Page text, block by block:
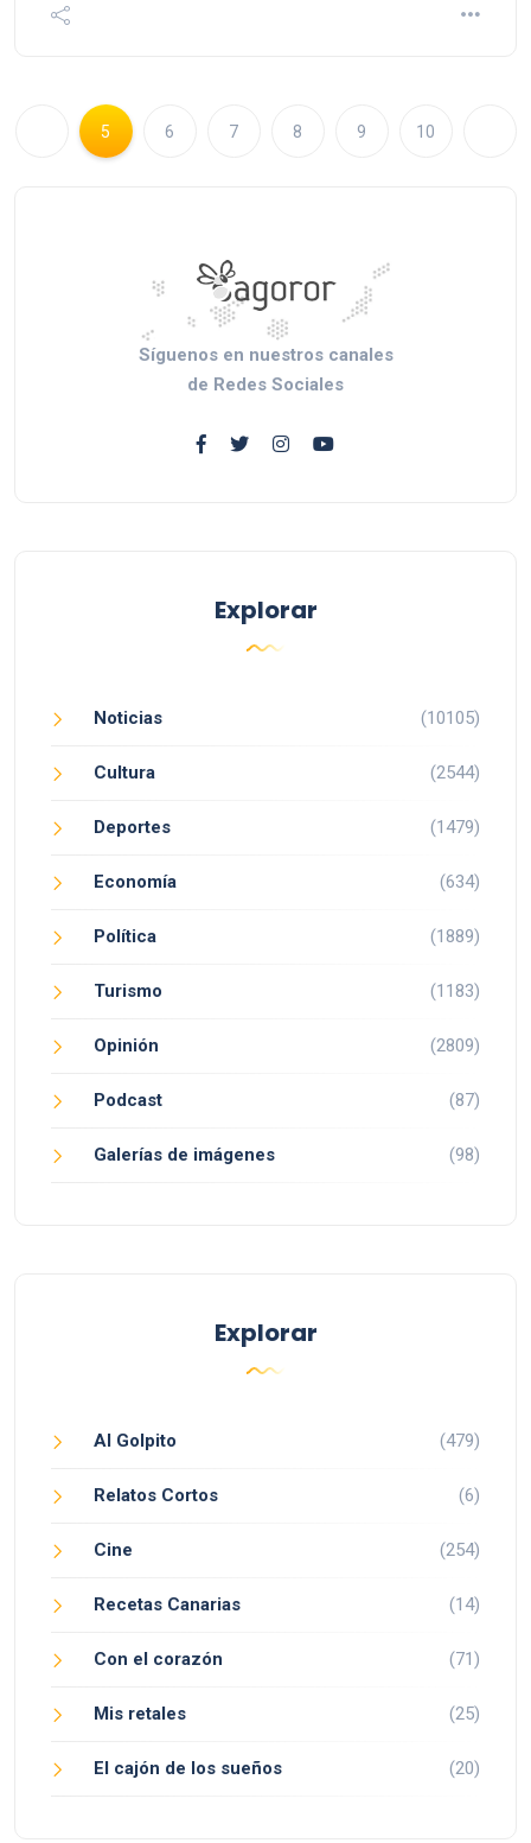
5 6 7 8 9 10
Síguenos en nuestros canales
de Redes Sociales
Explorar
Noticias (10105)
Cultura (2544)
Deportes (1479)
Economía (634)
Política (1889)
Turismo (1183)
Opinión (2809)
Podcast (87)
Galerías de imágenes (98)
Explorar
Al Golpito (479)
Relatos Cortos (6)
Cine (254)
Recetas Canarias (14)
Con el corazón (71)
Mis retales (25)
El cajón de los sueños (20)